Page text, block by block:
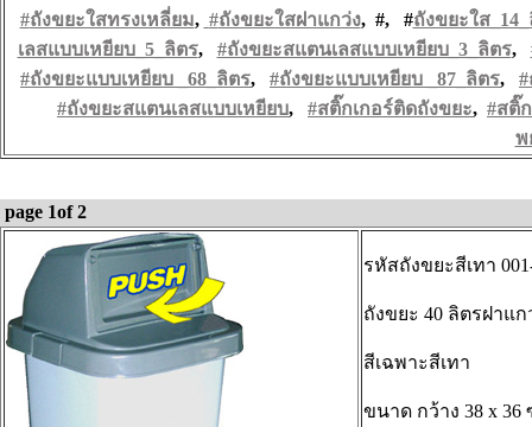
#ถังขยะใสทรงเหลี่ยม, #ถังขยะใสฝาแกว่ง, #, #ถังขยะใส_14_
เลสแบบเหยียบ_5_ ลิตร, #ถังขยะสแตนเลสแบบเหยียบ_3_ ลิตร,
#ถังขยะแบบเหยียบ _68_ ลิตร, #ถังขยะแบบเหยียบ _87_ ลิตร, #
#ถังขยะสแตนเลสแบบเหยียบ, #สติ๊กเกอร์ติดถังขยะ, #สติ๊
พ
page 1of 2
รหัสถังขยะสีเทา
ถังขยะ 40 ลิตรฝาแ
สีเฉพาะสีเทา
ขนาด กว้าง 38 x 36